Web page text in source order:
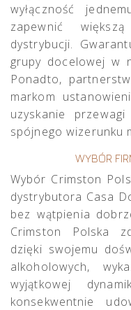
wyłączność
zapewnić
dystrybucji.
grupy docelowej w
Ponadto,
markom
uzyskanie
spójnego wizerunku
WYBÓR
Wybór Crimston
dystrybutora Casa
bez wątpienia
Crimston Polska
dzięki swojemu
alkoholowych,
wyjątkowej
konsekwentnie